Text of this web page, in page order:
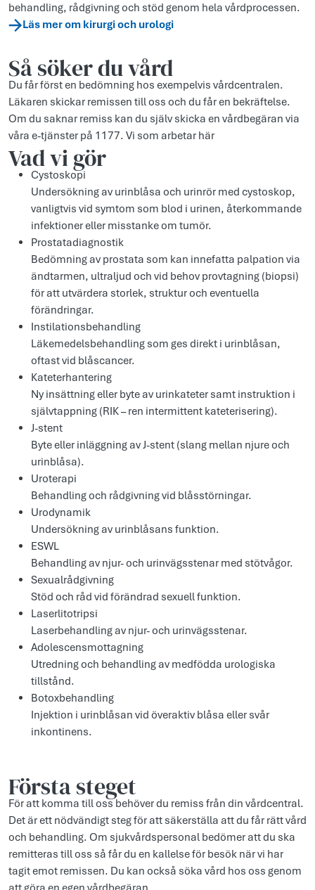
behandling, rådgivning och stöd genom hela vårdprocessen.
Läs mer om kirurgi och urologi
Så söker du vård
Du får först en bedömning hos exempelvis vårdcentralen.
Läkaren skickar remissen till oss och du får en bekräftelse.
Om du saknar remiss kan du själv skicka en vårdbegäran via
våra e-tjänster på 1177. Vi som arbetar här
Vad vi gör
Cystoskopi
Undersökning av urinblåsa och urinrör med cystoskop,
vanligtvis vid symtom som blod i urinen, återkommande
infektioner eller misstanke om tumör.
Prostatadiagnostik
Bedömning av prostata som kan innefatta palpation via
ändtarmen, ultraljud och vid behov provtagning (biopsi)
för att utvärdera storlek, struktur och eventuella
förändringar.
Instilationsbehandling
Läkemedelsbehandling som ges direkt i urinblåsan,
oftast vid blåscancer.
Kateterhantering
Ny insättning eller byte av urinkateter samt instruktion i
självtappning (RIK – ren intermittent kateterisering).
J-stent
Byte eller inläggning av J-stent (slang mellan njure och
urinblåsa).
Uroterapi
Behandling och rådgivning vid blåsstörningar.
Urodynamik
Undersökning av urinblåsans funktion.
ESWL
Behandling av njur- och urinvägsstenar med stötvågor.
Sexualrådgivning
Stöd och råd vid förändrad sexuell funktion.
Laserlitotripsi
Laserbehandling av njur- och urinvägsstenar.
Adolescensmottagning
Utredning och behandling av medfödda urologiska
tillstånd.
Botoxbehandling
Injektion i urinblåsan vid överaktiv blåsa eller svår
inkontinens.
Första steget
För att komma till oss behöver du remiss från din vårdcentral.
Det är ett nödvändigt steg för att säkerställa att du får rätt vård
och behandling. Om sjukvårdspersonal bedömer att du ska
remitteras till oss så får du en kallelse för besök när vi har
tagit emot remissen. Du kan också söka vård hos oss genom